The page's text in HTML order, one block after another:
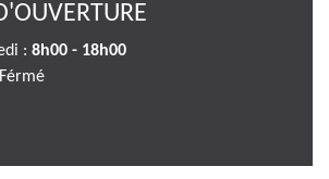
: 8h00 - 18h00